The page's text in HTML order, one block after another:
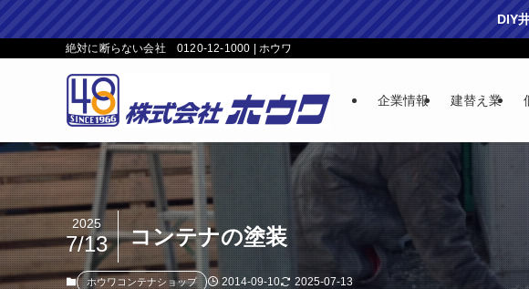
DIY
絶対に断らない会社 0120-12-1000 | ホウワ
企業情報 建替え業
コンテナの塗装
2025
7/13
ホウワコンテナショップ 2014-09-10 2025-07-13